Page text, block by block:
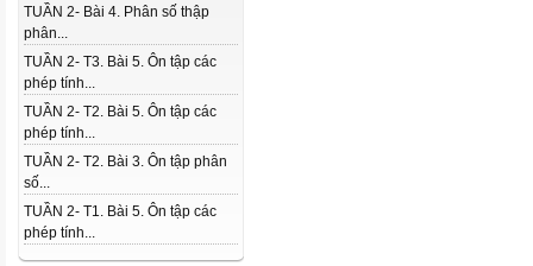
TUẦN 2- Bài 4. Phân số thập
phân...
TUẦN 2- T3. Bài 5. Ôn tập các
phép tính...
TUẦN 2- T2. Bài 5. Ôn tập các
phép tính...
TUẦN 2- T2. Bài 3. Ôn tập phân
số...
TUẦN 2- T1. Bài 5. Ôn tập các
phép tính...